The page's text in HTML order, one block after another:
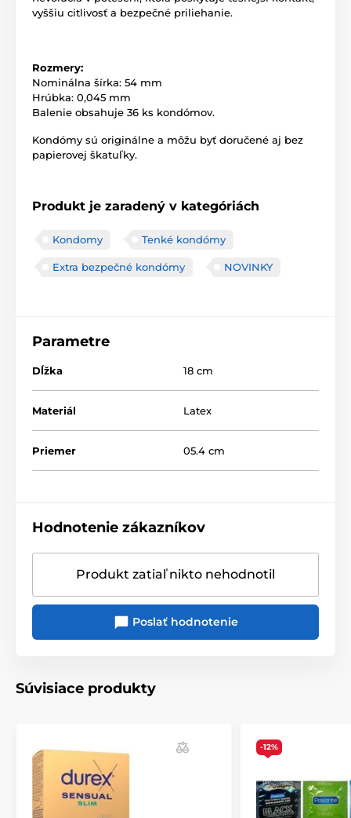
vyššiu citlivosť a bezpečné priliehanie.
Rozmery:
Nominálna šírka: 54 mm
Hrúbka: 0,045 mm
Balenie obsahuje 36 ks kondómov.
Kondómy sú originálne a môžu byť doručené aj bez
papierovej škatuľky.
Produkt je zaradený v kategóriách
Kondomy Tenké kondómy
Extra bezpečné kondómy NOVINKY
Parametre
Dĺžka 18 cm
Materiál Latex
Priemer 05.4 cm
Hodnotenie zákazníkov
Produkt zatiaľ nikto nehodnotil
Poslať hodnotenie
Súvisiace produkty
-12%